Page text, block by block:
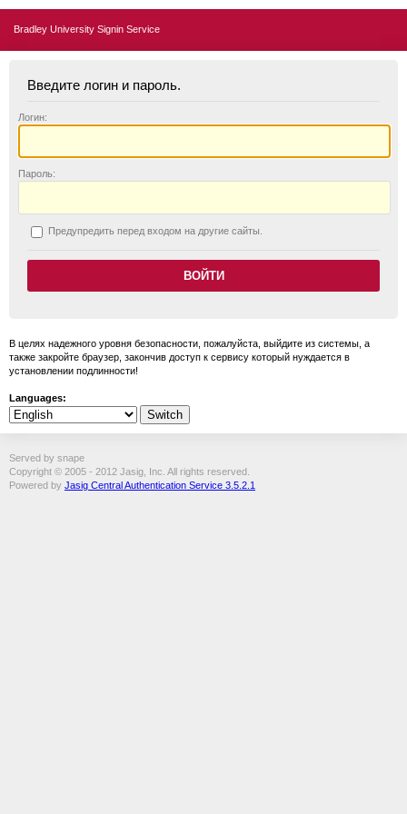
Bradley University Signin Service
Введите логин и пароль.
Логин:
Пароль:
Предупредить перед входом на другие сайты.
В целях надежного уровня безопасности, пожалуйста, выйдите из системы, а
также закройте браузер, закончив доступ к сервису который нуждается в
установлении подлинности!
Languages:
Served by snape
Copyright © 2005 - 2012 Jasig, Inc. All rights reserved.
Powered by Jasig Central Authentication Service 3.5.2.1